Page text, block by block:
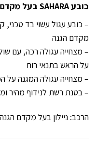
כובע SAHARA בעל מקדם הגנה
– כובע עגול עשוי בד
מקדם הגנה
– מצחייה עגולה רכה, עם
על הראש בתנאי רוח
– מצחייה עגולה המגנה על
– בטנת רשת לנידוף מהיר
הרכב: ניילון בעל מקדם הגנה 30-50 UPF